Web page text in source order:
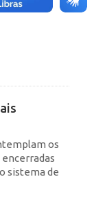
os
sistema de